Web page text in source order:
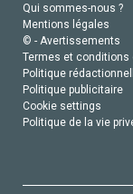
Qui sommes-nous ?
Mentions légales
© - Avertissements
Termes et
Politique
Politique publicitaire
Cookie settings
Politique de la vie